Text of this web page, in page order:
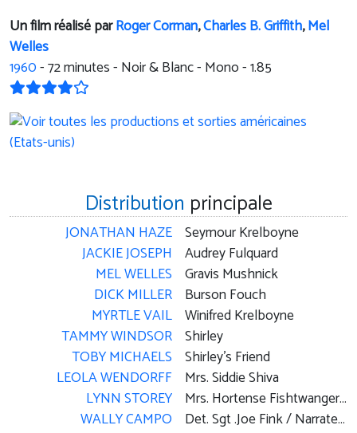
Un film réalisé parRoger Corman,Charles B. Griffith,Mel
Welles
1960-72minutes - Noir & Blanc - Mono - 1.85
Distribution principale
JONATHAN HAZE
JACKIE JOSEPH
MEL WELLES
DICK MILLER
MYRTLE VAIL
TAMMY WINDSOR
TOBY MICHAELS
LEOLA WENDORFF
LYNN STOREY
WALLY CAMPO
Seymour Krelboyne
Audrey Fulquard
Gravis Mushnick
Burson Fouch
Winifred Krelboyne
Shirley
Shirley's Friend
Mrs. Siddie Shiva
Mrs. Hortense Fishtwanger - Society of Silent Flower Observers of Southern California
Det. Sgt .Joe Fink / Narrateur